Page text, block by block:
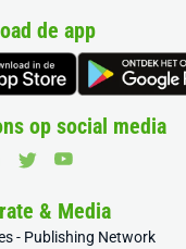
de app
op social media
& Media
- Publishing Network